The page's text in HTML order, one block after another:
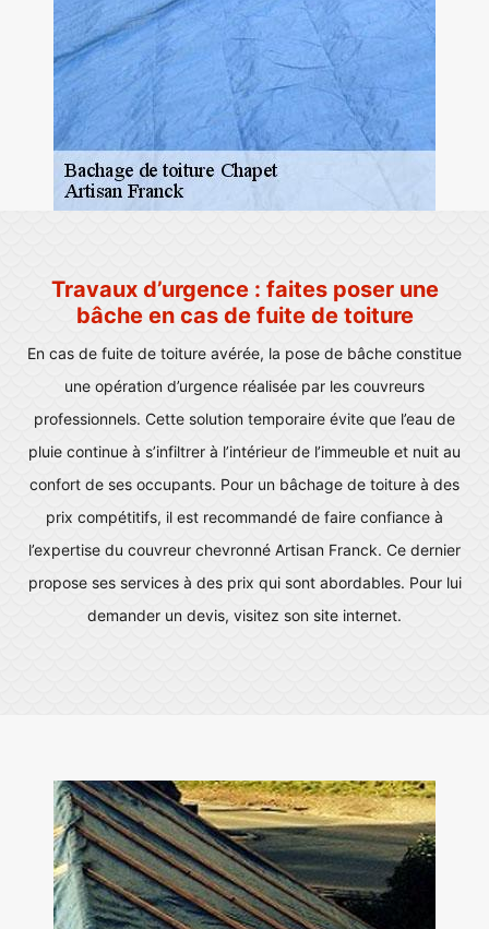
Travaux d’urgence : faites poser une
bâche en cas de fuite de toiture
En cas de fuite de toiture avérée, la pose de bâche constitue
une opération d’urgence réalisée par les couvreurs
professionnels. Cette solution temporaire évite que l’eau de
pluie continue à s’infiltrer à l’intérieur de l’immeuble et nuit au
confort de ses occupants. Pour un bâchage de toiture à des
prix compétitifs, il est recommandé de faire confiance à
l’expertise du couvreur chevronné Artisan Franck. Ce dernier
propose ses services à des prix qui sont abordables. Pour lui
demander un devis, visitez son site internet.